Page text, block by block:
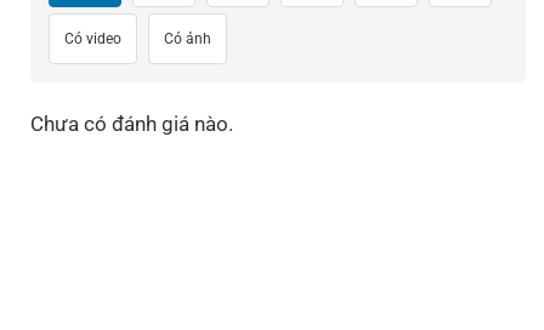
Có video Có ảnh
Chưa có đánh giá nào.